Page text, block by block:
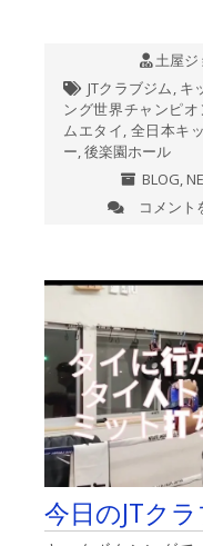
の
ニ
ュ
ー
ス
事
を
報
道
番
組
で
ジ
ー
ク
ニ
土屋ジ
JTクラブジム キ
ング世界チャンピオ
ムエタイ 全日本キ
ー 後楽園ホール
BLOG
全
ボ
ク
シ
ン
グ
協
【
《挑
コメント
今日のJTク